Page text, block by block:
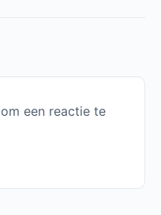
om een reactie te